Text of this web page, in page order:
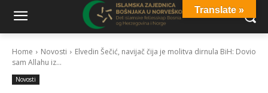
Home Novosti
Elvedin Šečić, navijač čija je molitva dirnula BiH: Dovio
sam Allahu iz...
Novosti
Translate »